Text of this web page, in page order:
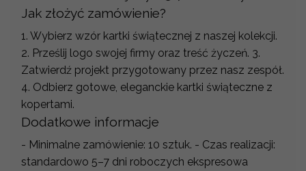
Jak złożyć zamówienie?
1. Wybierz wzór kartki świątecznej z naszej kolekcji.
2. Prześlij logo swojej firmy oraz treść życzeń. 3.
Zatwierdź projekt przygotowany przez nasz zespół.
4. Odbierz gotowe, eleganckie kartki świąteczne z
kopertami.
Dodatkowe informacje
- Minimalne zamówienie: 10 sztuk. - Czas realizacji:
standardowo 5–7 dni roboczych ekspresowa